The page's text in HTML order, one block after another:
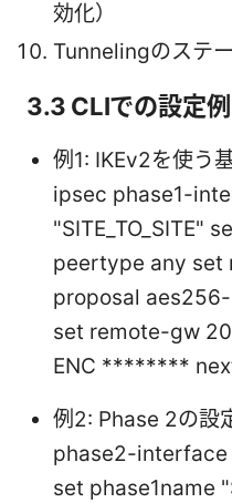
効化）
Tunnelingのステ
3.3 CLIでの設定例
例1: IKEv2を使う
ipsec phase1-
"SITE_TO_SITE"
peertype any set
proposal
set remote-gw
ENC ********
例2: Phase 2の
phase2-interface
set phase1name